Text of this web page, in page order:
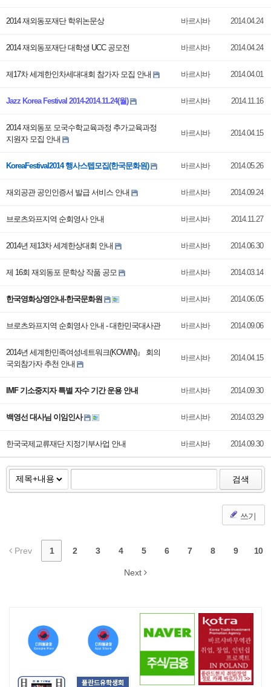
2014 재외동포재단 학위논문상 바르샤바 2014.04.24
2014 재외동포재단 대학생 UCC 공모전 바르샤바 2014.04.24
제17차 세계한인차세대대회 참가자 모집 안내 바르샤바 2014.04.01
Jazz Korea Festival 2014-2014.11.24(월) 바르샤바 2014.11.16
2014 재외동포 모국수학교육과정 추가교육과정
지원자 모집 안내
바르샤바 2014.04.15
KoreaFestival2014 행사스텝모집(한국문화원) 바르샤바 2014.05.26
재외공관 공인인증서 발급 서비스 안내 바르샤바 2014.09.24
브로츠와프지역 순회영사 안내 바르샤바 2014.11.27
2014년 제13차 세계한상대회 안내 바르샤바 2014.06.30
제 16회 재외동포 문학상 작품 공모 바르샤바 2014.03.14
한국영화상영안내-한국문화원 바르샤바 2014.06.05
브로츠와프지역 순회영사 안내 - 대한민국대사관 바르샤바 2014.09.06
2014년 세계한민족여성네트워크(KOWIN)』 회의
국외참가자 추천 안내
바르샤바 2014.04.15
IMF 기소중지자 특별 자수 기간 운용 안내 바르샤바 2014.09.30
백영선 대사님 이임인사 바르샤바 2014.03.29
한국국제교류재단 지정기부사업 안내 바르샤바 2014.09.30
검색
쓰기
Prev 1 2 3 4 5 6 7 8 9 10
Next